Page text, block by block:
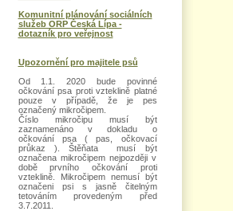
Komunitní plánování sociálních
služeb ORP Česká Lípa -
dotazník pro veřejnost
Upozornění pro majitele psů
Od 1.1. 2020 bude povinné
očkování psa proti vzteklině platné
pouze v případě, že je pes
označený mikročipem.
Číslo mikročipu musí být
zaznamenáno v dokladu o
očkování psa ( pas, očkovací
průkaz ). Štěňata musí být
označena mikročipem nejpozději v
době prvního očkování proti
vzteklině. Mikročipem nemusí být
označeni psi s jasně čitelným
tetováním provedeným před
3.7.2011.